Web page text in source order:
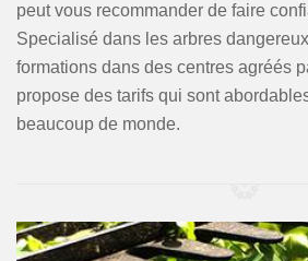
peut vous recommander de faire
Specialisé dans les arbres
formations dans des centres agréés
propose des tarifs qui sont
beaucoup de monde.